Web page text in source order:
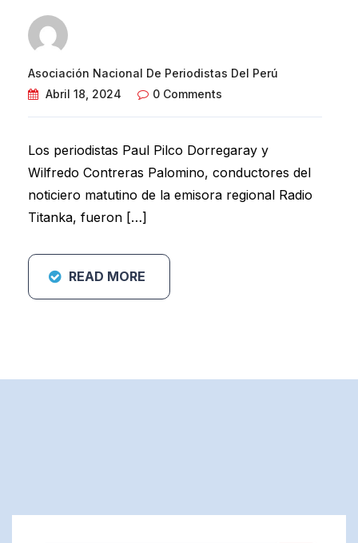
Asociación Nacional De Periodistas Del Perú
Abril 18, 2024
0 Comments
Los periodistas Paul Pilco Dorregaray y
Wilfredo Contreras Palomino, conductores del
noticiero matutino de la emisora regional Radio
Titanka, fueron […]
READ MORE